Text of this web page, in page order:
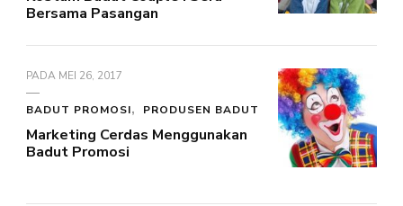
Bersama Pasangan
PADA MEI 26, 2017
BADUT PROMOSI PRODUSEN BADUT
Marketing Cerdas Menggunakan
Badut Promosi